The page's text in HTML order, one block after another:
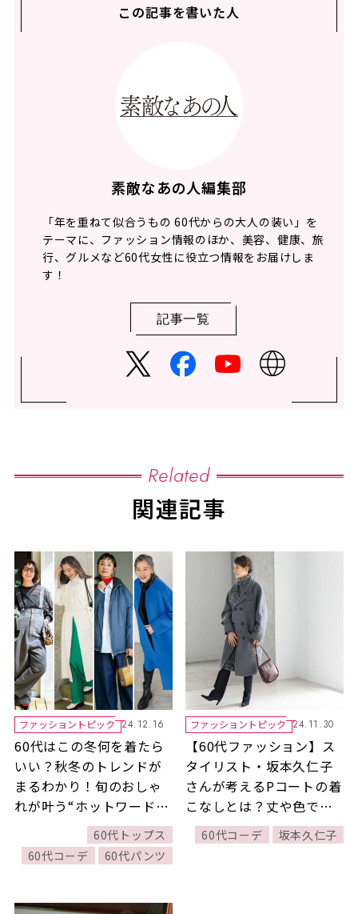
この記事を書いた人
素敵なあの人編集部
「年を重ねて似合うもの 60代からの大人の装い」を
テーマに、ファッション情報のほか、美容、健康、旅
行、グルメなど60代女性に役立つ情報をお届けしま
す！
記事一覧
Related
関連記事
ファッショントピック 24.12.16
60代はこの冬何を着たら
いい？秋冬のトレンドが
まるわかり！旬のおしゃ
れが叶う“ホットワード
60代トップス
60代コーデ
60代パンツ
ファッショントピック 24.11.30
【60代ファッション】ス
タイリスト・坂本久仁子
さんが考えるPコートの着
こなしとは？丈や色でエ
レガンスを感じるものを
選ぶのがおすすめ！【お
60代コーデ 坂本久仁子